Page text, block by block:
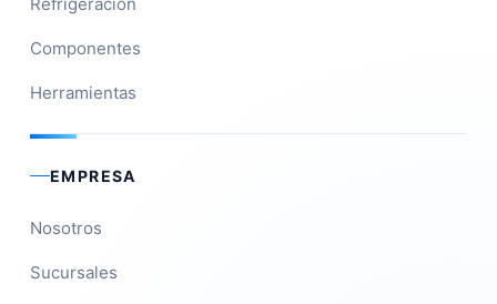
Componentes
Herramientas
EMPRESA
Nosotros
Sucursales